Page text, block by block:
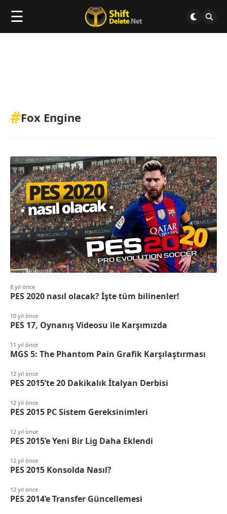
☰
#Fox Engine
8 yıl önce
PES 2020 nasıl olacak? İşte tüm bilinenler!
10 yıl önce
PES 17, Oynanış Videosu ile Karşımızda
11 yıl önce
MGS 5: The Phantom Pain Grafik Karşılaştırması
12 yıl önce
PES 2015’te 20 Dakikalık İtalyan Derbisi
12 yıl önce
PES 2015 PC Sistem Gereksinimleri
12 yıl önce
PES 2015’e Yeni Bir Lig Daha Eklendi
12 yıl önce
PES 2015 Konsolda Nasıl?
12 yıl önce
PES 2014’e Transfer Güncellemesi